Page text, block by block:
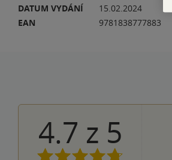
DATUM VYDÁNÍ
15.02.2024
EAN
9781838777883
4.7 z 5